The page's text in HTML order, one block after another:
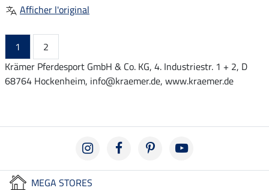
Afficher l'original
1
2
Krämer Pferdesport GmbH & Co. KG, 4. Industriestr. 1 + 2, D
68764 Hockenheim, info@kraemer.de, www.kraemer.de
MEGA STORES